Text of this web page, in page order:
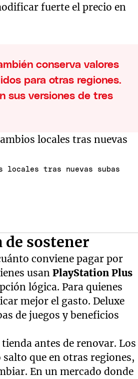
fuerte el precio en
conserva valores
para otras regiones.
sus versiones de tres
locales tras nuevas subas
de sostener
conviene pagar por
usanPlayStation Plus
lógica. Para quienes
mejor el gasto. Deluxe
de juegos y beneficios
antes de renovar. Los
que en otras regiones,
En un mercado donde